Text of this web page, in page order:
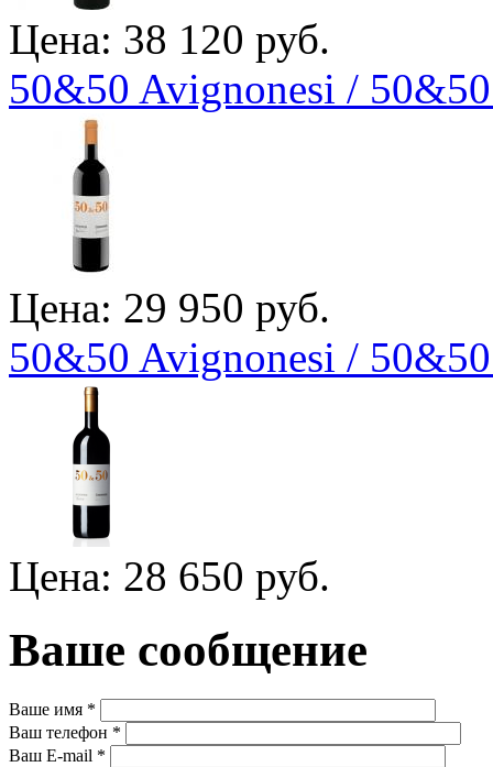
Цена: 38 120 руб.
50&50 Avignonesi /
Цена: 29 950 руб.
50&50 Avignonesi /
Цена: 28 650 руб.
Ваше сообщение
Ваше имя *
Ваш телефон *
Ваш E-mail *